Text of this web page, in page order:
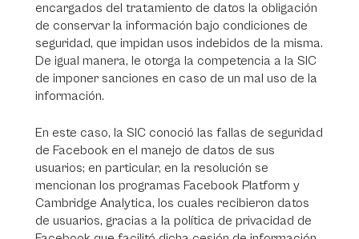
encargados del tratamiento de datos la obligación
de conservar la información bajo condiciones de
seguridad, que impidan usos indebidos de la misma.
De igual manera, le otorga la competencia a la SIC
de imponer sanciones en caso de un mal uso de la
información.
En este caso, la SIC conoció las fallas de seguridad
de Facebook en el manejo de datos de sus
usuarios; en particular, en la resolución se
mencionan los programas Facebook Platform y
Cambridge Analytica, los cuales recibieron datos
de usuarios, gracias a la política de privacidad de